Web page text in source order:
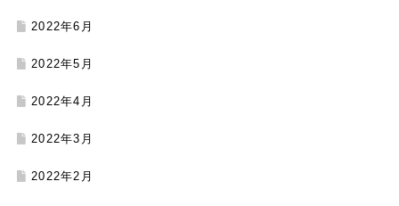
2022年6月
2022年5月
2022年4月
2022年3月
2022年2月